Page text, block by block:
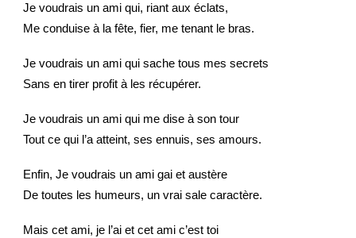
Je voudrais un ami qui, riant aux éclats,
Me conduise à la fête, fier, me tenant le bras.
Je voudrais un ami qui sache tous mes secrets
Sans en tirer profit à les récupérer.
Je voudrais un ami qui me dise à son tour
Tout ce qui l’a atteint, ses ennuis, ses amours.
Enfin, Je voudrais un ami gai et austère
De toutes les humeurs, un vrai sale caractère.
Mais cet ami, je l’ai et cet ami c’est toi